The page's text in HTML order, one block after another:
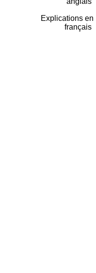
Explications en
français